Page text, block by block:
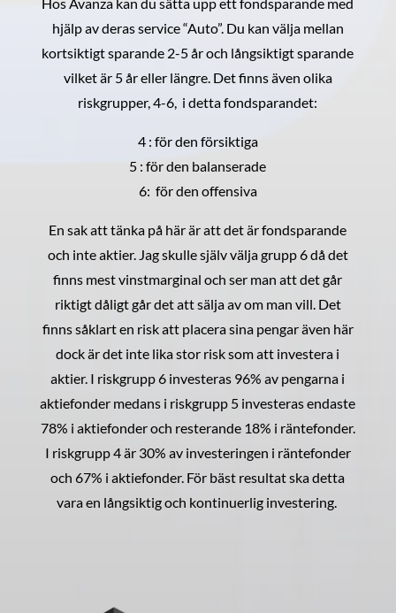
hjälp av deras service “Auto”. Du kan välja mellan
kortsiktigt sparande 2-5 år och långsiktigt sparande
vilket är 5 år eller längre. Det finns även olika
riskgrupper, 4-6, i detta fondsparandet:
4 : för den försiktiga
5 : för den balanserade
6: för den offensiva
En sak att tänka på här är att det är fondsparande
och inte aktier. Jag skulle själv välja grupp 6 då det
finns mest vinstmarginal och ser man att det går
riktigt dåligt går det att sälja av om man vill. Det
finns såklart en risk att placera sina pengar även här
dock är det inte lika stor risk som att investera i
aktier. I riskgrupp 6 investeras 96% av pengarna i
aktiefonder medans i riskgrupp 5 investeras endaste
78% i aktiefonder och resterande 18% i räntefonder.
I riskgrupp 4 är 30% av investeringen i räntefonder
och 67% i aktiefonder. För bäst resultat ska detta
vara en långsiktig och kontinuerlig investering.